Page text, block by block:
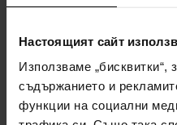
Настоящият сайт
Използваме „бисквитки“,
съдържанието и
функции на социални
Начин на доставка
Кога ще получа поръчаните
Защо парфюми и часовници от
Какво е тестер за парфюми?